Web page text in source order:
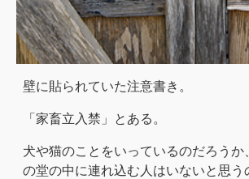
壁に貼られていた注意書き。
「家畜立入禁」とある。
犬や猫のことをいっているのだろうか
の堂の中に連れ込む人はいないと思う